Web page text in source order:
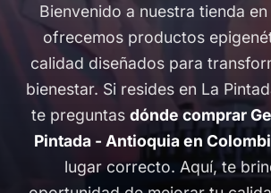
Bienvenido a nuestra tienda
ofrecemos productos
calidad diseñados para
bienestar. Si resides en La
te preguntas dónde comprar
Pintada - Antioquia en
lugar correcto. Aquí, te